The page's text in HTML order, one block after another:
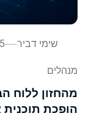
שימי דביר
מנהלים
מהחזון ללוח
הופכת